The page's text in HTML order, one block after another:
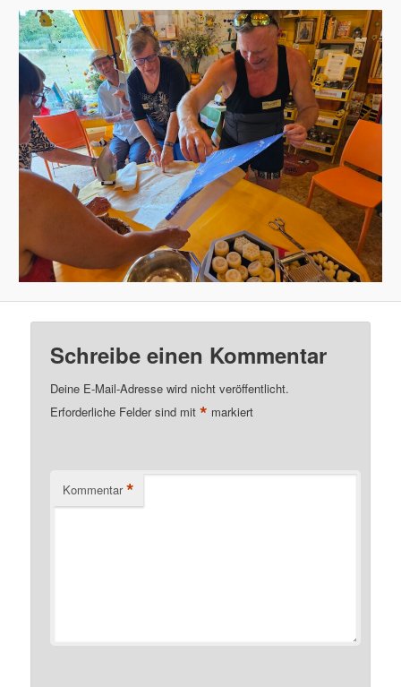
Schreibe einen Kommentar
Deine E-Mail-Adresse wird nicht veröffentlicht.
Erforderliche Felder sind mit* markiert
Kommentar *